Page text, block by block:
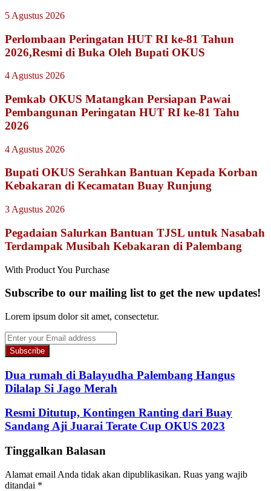
5 Agustus 2026
Perlombaan Peringatan HUT RI ke-81 Tahun
2026,Resmi di Buka Oleh Bupati OKUS
4 Agustus 2026
Pemkab OKUS Matangkan Persiapan Pawai
Pembangunan Peringatan HUT RI ke-81 Tahu
2026
4 Agustus 2026
Bupati OKUS Serahkan Bantuan Kepada Korban
Kebakaran di Kecamatan Buay Runjung
3 Agustus 2026
Pegadaian Salurkan Bantuan TJSL untuk Nasabah
Terdampak Musibah Kebakaran di Palembang
With Product You Purchase
Subscribe to our mailing list to get the new updates!
Lorem ipsum dolor sit amet, consectetur.
Enter
your
Email
address
Dua rumah di Balayudha Palembang Hangus
Dilalap Si Jago Merah
Resmi Ditutup, Kontingen Ranting dari Buay
Sandang Aji Juarai Terate Cup OKUS 2023
Tinggalkan Balasan
Alamat email Anda tidak akan dipublikasikan. Ruas yang wajib
ditandai *